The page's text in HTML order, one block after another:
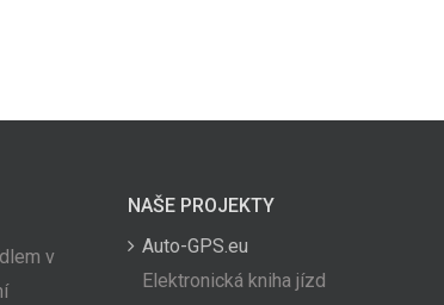
v
NAŠE PROJEKTY
Auto-GPS.eu
Elektronická kniha jízd